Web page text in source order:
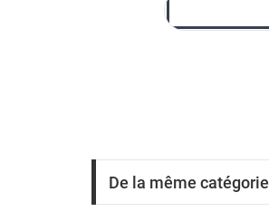
De la même catégorie